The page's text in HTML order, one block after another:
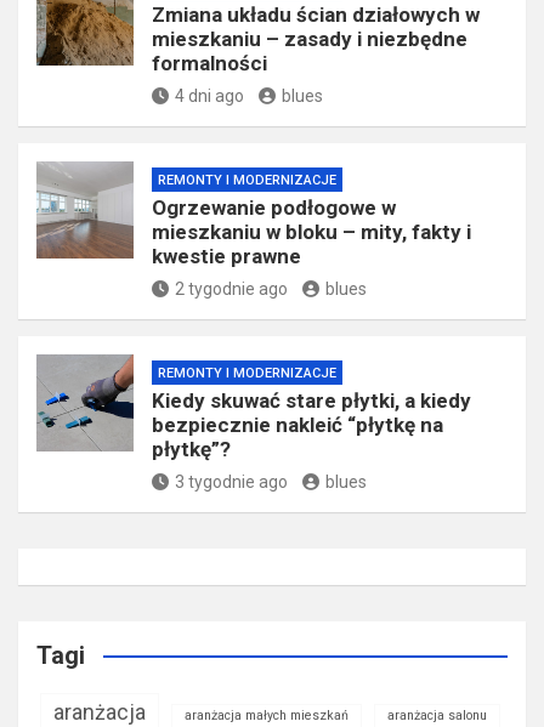
Zmiana układu ścian działowych w
mieszkaniu – zasady i niezbędne
formalności
4 dni ago blues
REMONTY I MODERNIZACJE
Ogrzewanie podłogowe w
mieszkaniu w bloku – mity, fakty i
kwestie prawne
2 tygodnie ago blues
REMONTY I MODERNIZACJE
Kiedy skuwać stare płytki, a kiedy
bezpiecznie nakleić “płytkę na
płytkę”?
3 tygodnie ago blues
Tagi
aranżacja aranżacja małych mieszkań aranżacja salonu